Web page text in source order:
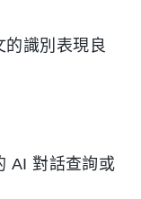
的識別表現良
AI 對話查詢或